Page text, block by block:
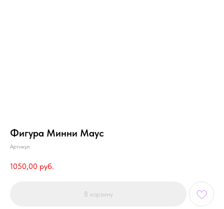
Фигура Минни Маус
Артикул:
1050,00 руб.
В корзину